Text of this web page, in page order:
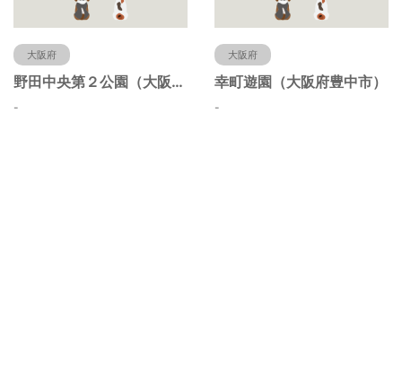
大阪府
野田中央第２公園（大阪府豊中市）
-
大阪府
幸町遊園（大阪府豊中市）
-